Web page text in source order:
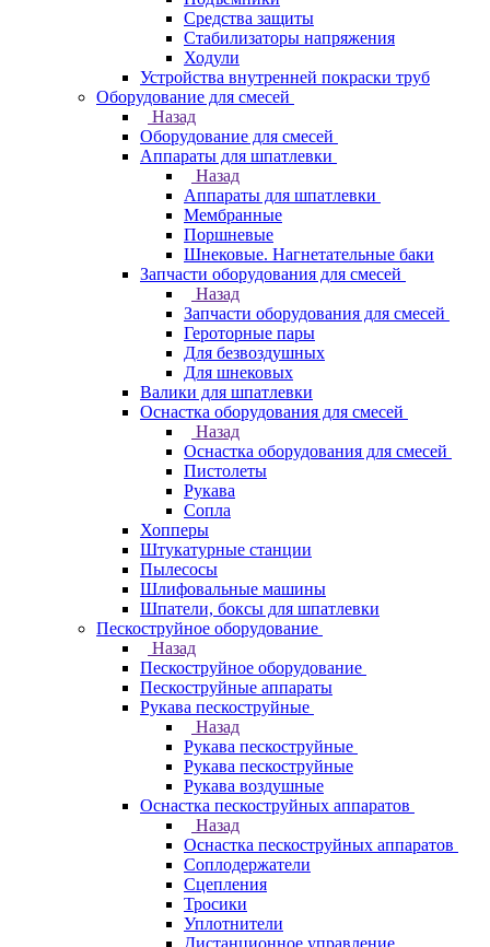
Средства защиты
Стабилизаторы напряжения
Ходули
Устройства внутренней покраски труб
Оборудование для смесей
Назад
Оборудование для смесей
Аппараты для шпатлевки
Назад
Аппараты для шпатлевки
Мембранные
Поршневые
Шнековые. Нагнетательные баки
Запчасти оборудования для смесей
Назад
Запчасти оборудования для смесей
Героторные пары
Для безвоздушных
Для шнековых
Валики для шпатлевки
Оснастка оборудования для смесей
Назад
Оснастка оборудования для смесей
Пистолеты
Рукава
Сопла
Хопперы
Штукатурные станции
Пылесосы
Шлифовальные машины
Шпатели, боксы для шпатлевки
Пескоструйное оборудование
Назад
Пескоструйное оборудование
Пескоструйные аппараты
Рукава пескоструйные
Назад
Рукава пескоструйные
Рукава пескоструйные
Рукава воздушные
Оснастка пескоструйных аппаратов
Назад
Оснастка пескоструйных аппаратов
Соплодержатели
Сцепления
Тросики
Уплотнители
Дистанционное управление